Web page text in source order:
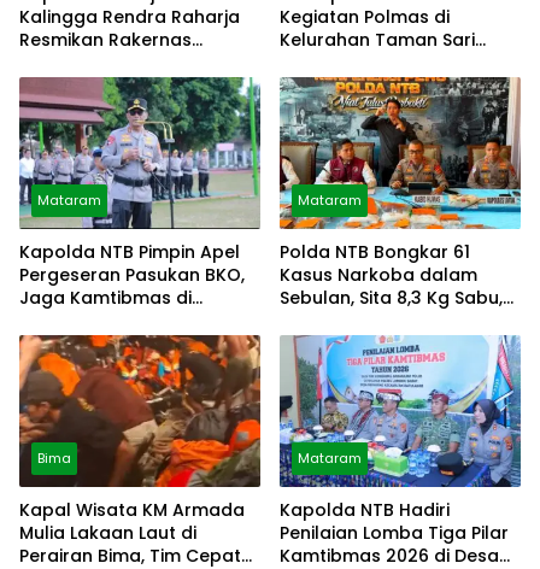
Kalingga Rendra Raharja
Resmikan Rakernas
Kegiatan Polmas di
Kelurahan Taman Sari
Mataram
Kapolda NTB Pimpin Apel
Pergeseran Pasukan BKO,
Jaga Kamtibmas di
Mataram
Polda NTB Bongkar 61
Kasus Narkoba dalam
Sebulan, Sita 8,3 Kg Sabu,
Bima
Kapal Wisata KM Armada
Mulia Lakaan Laut di
Perairan Bima, Tim Cepat
Mataram
Kapolda NTB Hadiri
Penilaian Lomba Tiga Pilar
Kamtibmas 2026 di Desa